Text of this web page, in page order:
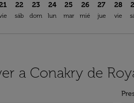
22
sáb
23
dom
24
lun
25
mar
26
mié
27
jue
28
vie
a Conakry de